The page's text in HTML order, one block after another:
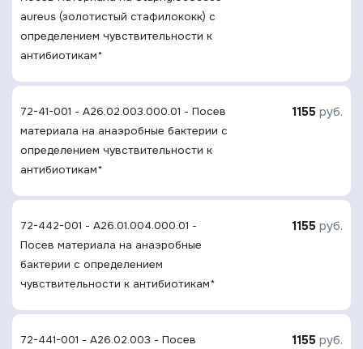
aureus (золотистый стафилококк) с
определением чувcтвительности к
антибиотикам*
72-41-001 - A26.02.003.000.01 - Посев
материала на анаэробные бактерии с
определением чувcтвительности к
антибиотикам*
1155 руб.
72-442-001 - A26.01.004.000.01 -
Посев материала на анаэробные
бактерии с определением
чувcтвительности к антибиотикам*
1155 руб.
72-441-001 - A26.02.003 - Посев
1155 руб.